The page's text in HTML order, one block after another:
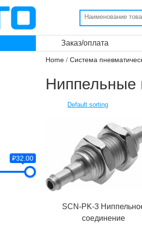
Заказ/оплата
₽32.00
Home/ Система
Ниппельные
SCN-PK-3
соединение